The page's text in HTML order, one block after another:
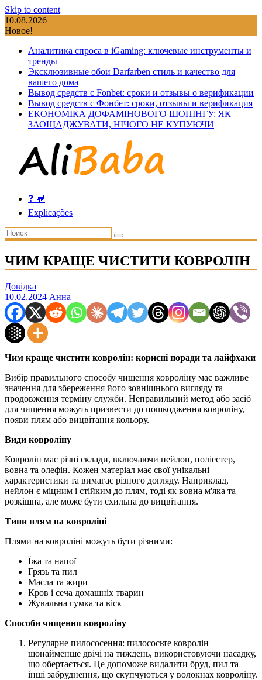
Skip to content
10.08.2026
Новое!
Аналитика спроса в iGaming: ключевые инструменты и
тренды
Эксклюзивные обои Darfarben стиль и качество для
вашего дома
Вывод средств с Fonbet: сроки и отзывы о верификации
Вывод средств с Фонбет: сроки, отзывы и верификация
ЕКОНОМІКА ДОФАМІНОВОГО ШОПІНГУ: ЯК
ЗАОЩАДЖУВАТИ, НІЧОГО НЕ КУПУЮЧИ
❓ 💬
Explicações
ЧИМ КРАЩЕ ЧИСТИТИ КОВРОЛІН
Довідка
10.02.2024 Анна
Чим краще чистити ковролін: корисні поради та лайфхаки
Вибір правильного способу чищення ковроліну має важливе
значення для збереження його зовнішнього вигляду та
продовження терміну служби. Неправильний метод або засіб
для чищення можуть призвести до пошкодження ковроліну,
появи плям або вицвітання кольору.
Види ковроліну
Ковролін має різні склади, включаючи нейлон, поліестер,
вовна та олефін. Кожен матеріал має свої унікальні
характеристики та вимагає різного догляду. Наприклад,
нейлон є міцним і стійким до плям, тоді як вовна м'яка та
розкішна, але може бути схильна до вицвітання.
Типи плям на ковроліні
Плями на ковроліні можуть бути різними:
Їжа та напої
Грязь та пил
Масла та жири
Кров і сеча домашніх тварин
Жувальна гумка та віск
Способи чищення ковроліну
Регулярне пилососення: пилососьте ковролін
щонайменше двічі на тиждень, використовуючи насадку,
що обертається. Це допоможе видалити бруд, пил та
інші забруднення, що скупчуються у волокнах ковроліну.